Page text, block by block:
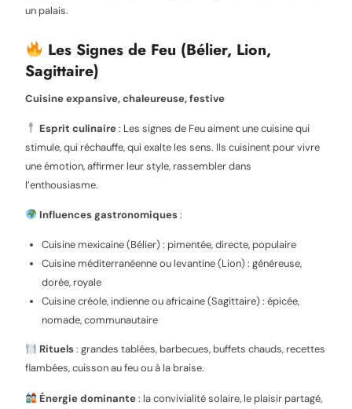
un palais.
Les Signes de Feu (Bélier, Lion,
Sagittaire)
Cuisine expansive, chaleureuse, festive
Esprit culinaire: Les signes de Feu aiment une cuisine qui
stimule, qui réchauffe, qui exalte les sens. Ils cuisinent pour vivre
une émotion, affirmer leur style, rassembler dans
l’enthousiasme.
Influences gastronomiques:
Cuisine mexicaine (Bélier) : pimentée, directe, populaire
Cuisine méditerranéenne ou levantine (Lion) : généreuse,
dorée, royale
Cuisine créole, indienne ou africaine (Sagittaire) : épicée,
nomade, communautaire
Rituels: grandes tablées, barbecues, buffets chauds, recettes
flambées, cuisson au feu ou à la braise.
Énergie dominante: la convivialité solaire, le plaisir partagé,